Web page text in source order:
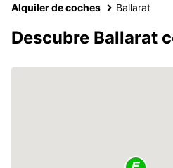
Alquiler de coches Ballarat
Descubre Ballarat